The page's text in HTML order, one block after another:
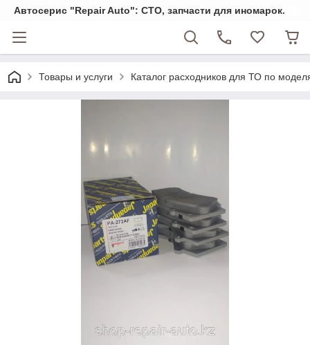
Автосерис "Repair Auto": СТО, запчасти для иномарок.
Товары и услуги Каталог расходников для ТО по